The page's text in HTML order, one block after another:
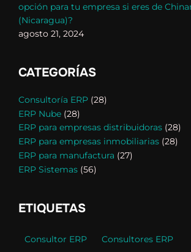
opción para tu empresa si eres de
(Nicaragua)?
agosto 21, 2024
CATEGORÍAS
Consultoría ERP (28)
ERP Nube (28)
ERP para empresas distribuidoras (28)
ERP para empresas inmobiliarias (28)
ERP para manufactura (27)
ERP Sistemas (56)
ETIQUETAS
Consultor ERP Consultores ERP